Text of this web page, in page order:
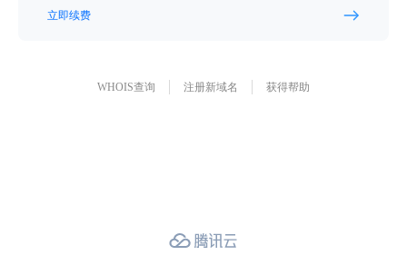
立即续费
WHOIS查询 注册新域名 获得帮助